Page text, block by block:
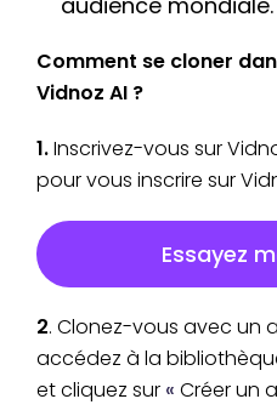
Comment se cloner
Vidnoz AI ?
1.Inscrivez-vous sur
pour vous inscrire sur
Essayez
2. Clonez-vous avec un
accédez à la
et cliquez sur « Créer un